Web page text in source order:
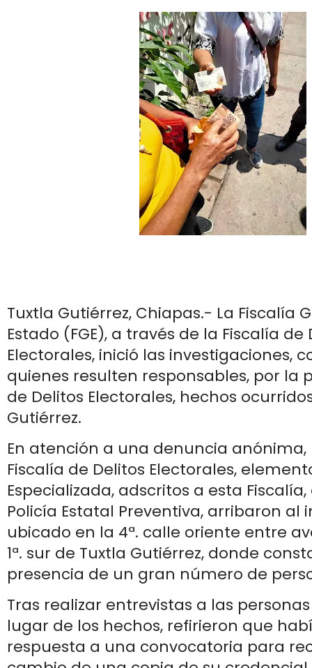
Tuxtla Gutiérrez, Chiapas.- La Fiscalía
Estado (FGE), a través de la Fiscalía de
Electorales, inició las investigaciones,
quienes resulten responsables, por la
de Delitos Electorales, hechos
Gutiérrez.
En atención a una denuncia
Fiscalía de Delitos Electorales,
Especializada, adscritos a esta
Policía Estatal Preventiva, arribaron al
ubicado en la 4ª. calle oriente entre
1ª. sur de Tuxtla Gutiérrez, donde
presencia de un gran número de
Tras realizar entrevistas a las
lugar de los hechos, refirieron que
respuesta a una convocatoria para